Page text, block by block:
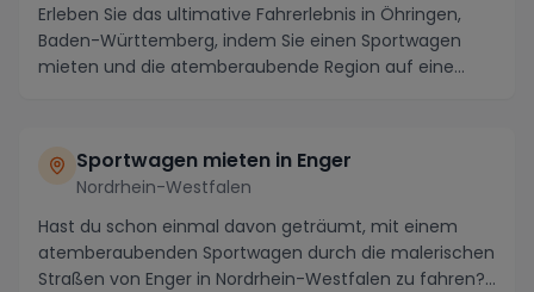
Erleben Sie das ultimative Fahrerlebnis in Öhringen,
Baden-Württemberg, indem Sie einen Sportwagen
mieten und die atemberaubende Region auf eine
Sportwagen mieten in Enger
Nordrhein-Westfalen
Hast du schon einmal davon geträumt, mit einem
atemberaubenden Sportwagen durch die malerischen
Straßen von Enger in Nordrhein-Westfalen zu fahren?